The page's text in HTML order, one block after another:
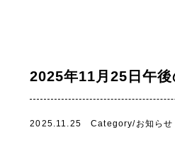
2025年11月25日午
2025.11.25 Category/お知らせ